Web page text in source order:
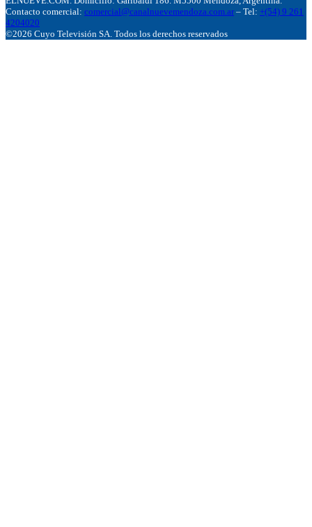
Contacto comercial: comercial@canalnuevemendoza.com.ar – Tel: +(54) 9 261
4204020
©2026 Cuyo Televisión SA. Todos los derechos reservados